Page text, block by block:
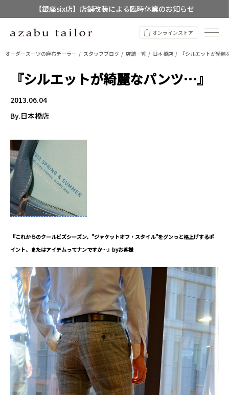
【銀座six店】店舗改装による臨時休業のお知らせ
【店舗限定】レディースオーダースーツ
オンラインストア
オーダースーツの麻布テーラー スタッフブログ 店舗一覧 日本橋店 『シルエットが綺
『シルエットが綺麗なパンツ…』
2013.06.04
By.日本橋店
『これからのクールビズシーズン、”ジャケットオフ・スタイル”をグンっと格上げするポ
イント、またはアイテムってナンですか…』byお客様